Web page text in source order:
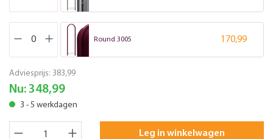
Round 3005 170,99
Adviesprijs: 383,99
Nu: 348,99
3 - 5 werkdagen
Leg in winkelwagen